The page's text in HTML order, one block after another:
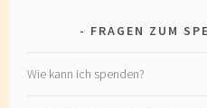
FRAGEN ZUM
Wie kann ich spenden?